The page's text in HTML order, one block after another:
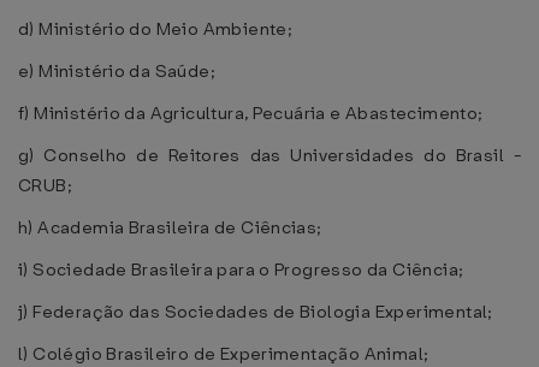
d) Ministério do Meio Ambiente;
e) Ministério da Saúde;
f) Ministério da Agricultura, Pecuária e Abastecimento;
g) Conselho de Reitores das Universidades do Brasil -
CRUB;
h) Academia Brasileira de Ciências;
i) Sociedade Brasileira para o Progresso da Ciência;
j) Federação das Sociedades de Biologia Experimental;
l) Colégio Brasileiro de Experimentação Animal;